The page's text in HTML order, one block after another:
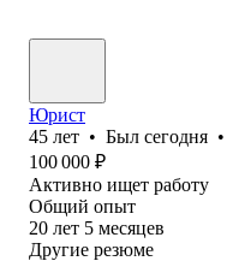
Юрист
45 лет • Был сегодня •
100 000 ₽
Активно ищет работу
Общий опыт
20 лет 5 месяцев
Другие резюме